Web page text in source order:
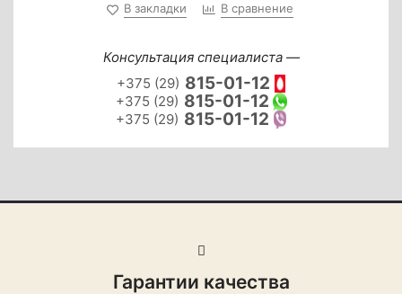
В закладки В сравнение
Консультация специалиста —
+375 (29) 815-01-12
+375 (29) 815-01-12
+375 (29) 815-01-12
Гарантии качества